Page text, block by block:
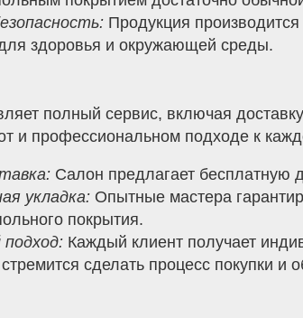
Продукция производится
здоровья и окружающей среды.
полный сервис, включая
и профессиональном подходе к
Салон предлагает бесплатную
укладка:Опытные мастера
покрытия.
Каждый клиент получает
сделать процесс покупки